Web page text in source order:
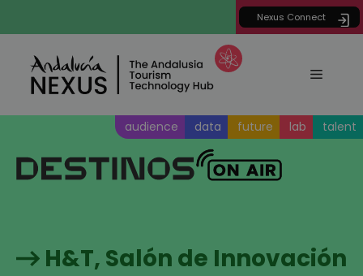
Nexus Connect
Menú
audience data future lab talent
H&T, Salón de Innovación